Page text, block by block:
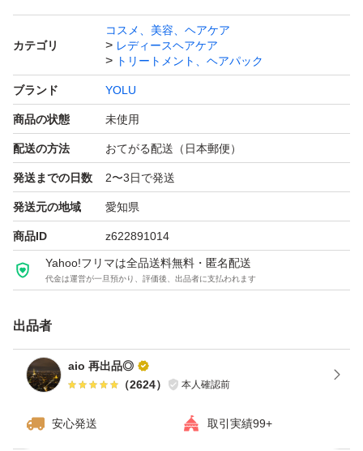
カテゴリ
コスメ、美容、ヘアケア
レディースヘアケア
トリートメント、ヘアパック
ブランド YOLU
商品の状態 未使用
配送の方法 おてがる配送（日本郵便）
発送までの日数 2〜3日で発送
発送元の地域 愛知県
商品ID z622891014
Yahoo!フリマは全品送料無料・匿名配送
代金は運営が一旦預かり、評価後、出品者に支払われます
出品者
aio 再出品◎
（2624） 本人確認前
安心発送 取引実績99+